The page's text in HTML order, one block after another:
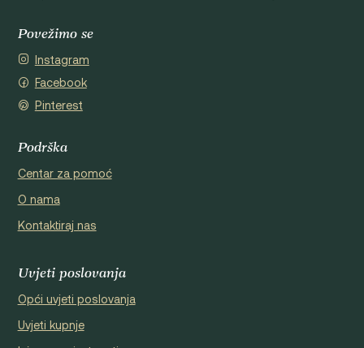
Povežimo se
Instagram
Facebook
Pinterest
Podrška
Centar za pomoć
O nama
Kontaktiraj nas
Uvjeti poslovanja
Opći uvjeti poslovanja
Uvjeti kupnje